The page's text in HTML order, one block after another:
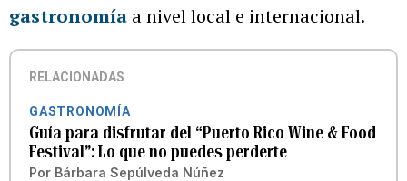
gastronomía a nivel local e internacional.
RELACIONADAS
GASTRONOMÍA
Guía para disfrutar del “Puerto Rico Wine & Food
Festival”: Lo que no puedes perderte
Por Bárbara Sepúlveda Núñez